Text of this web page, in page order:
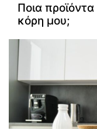
Ποια
κόρη μου;